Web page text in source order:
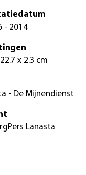
- 2014
x 2.3 cm
- De Mijnendienst
Lanasta